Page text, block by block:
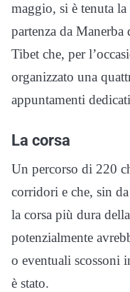
maggio, si è tenuta
partenza da
Tibet che, per
organizzato una
appuntamenti
La corsa
Un percorso di 220
corridori e che, sin
la corsa più dura
potenzialmente
o eventuali scossoni
è stato.